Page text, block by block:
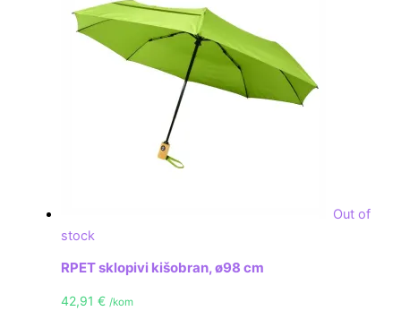
Out of
stock
RPET sklopivi kišobran, ø98 cm
42,91 € /kom